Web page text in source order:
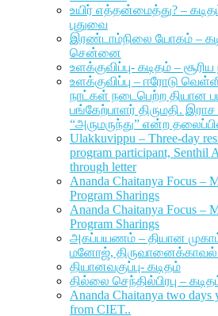
உயிர் எத்தன்மைத்து? –
புதுவை
இரண்டாம்நிலை யோகம் –
சென்னை
உளக்குவிப்பு- கடிதம் –
உளக்குவிப்பு – ஈரோடு
நாட்கள் நடைபெற்ற தியான
பங்கேற்பாளர் திருமதி.
“அருமருந்து” என்ற
Ulakkuvippu – Three-day
program participant, Senthil
through letter
Ananda Chaitanya Focus –
Program Sharings
Ananda Chaitanya Focus –
Program Sharings
அகப்பயணம் – தியான
மனோஜ், திருவானைக்காவல்
தியானவகுப்பு- கடிதம்
தில்லை செந்தில்பிரபு –
Ananda Chaitanya two days
from CIET..